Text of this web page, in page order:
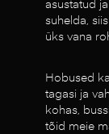
asustatud
suhelda,
üks vana
Hobused
tagasi ja
kohas,
tõid meie